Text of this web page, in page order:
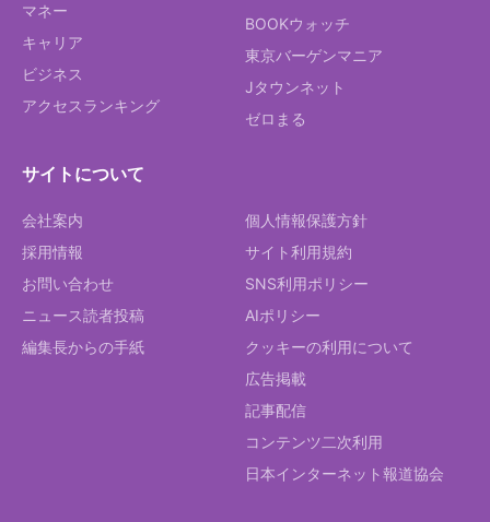
マネー
キャリア
ビジネス
アクセスランキング
BOOKウォッチ
東京バーゲンマニア
Jタウンネット
ゼロまる
サイトについて
会社案内
採用情報
お問い合わせ
ニュース読者投稿
編集長からの手紙
個人情報保護方針
サイト利用規約
SNS利用ポリシー
AIポリシー
クッキーの利用について
広告掲載
記事配信
コンテンツ二次利用
日本インターネット報道協会